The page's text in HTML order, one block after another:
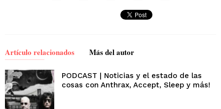
Artículo relacionados Más del autor
PODCAST | Noticias y el estado de las
cosas con Anthrax, Accept, Sleep y más!